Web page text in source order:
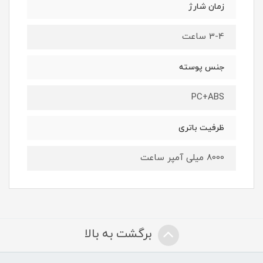
زمان شارژ
3-4 ساعت
جنس پوسته
PC+ABS
ظرفیت باتری
8000 میلی آمپر ساعت
برگشت به بالا